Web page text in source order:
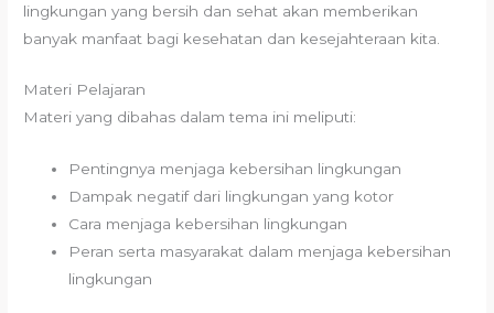
lingkungan yang bersih dan sehat akan memberikan
banyak manfaat bagi kesehatan dan kesejahteraan kita.
Materi Pelajaran
Materi yang dibahas dalam tema ini meliputi:
Pentingnya menjaga kebersihan lingkungan
Dampak negatif dari lingkungan yang kotor
Cara menjaga kebersihan lingkungan
Peran serta masyarakat dalam menjaga kebersihan
lingkungan